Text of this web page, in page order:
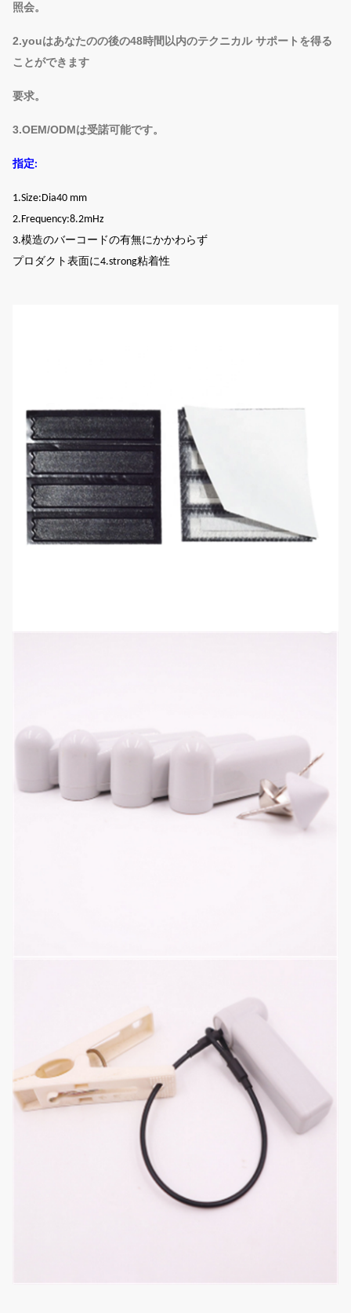
照会。
2.youはあなたのの後の48時間以内のテクニカル サポートを得る
ことができます
要求。
3.OEM/ODMは受諾可能です。
指定:
1.Size:Dia40 mm
2.Frequency:8.2mHz
3.模造のバーコードの有無にかかわらず
プロダクト表面に4.strong粘着性